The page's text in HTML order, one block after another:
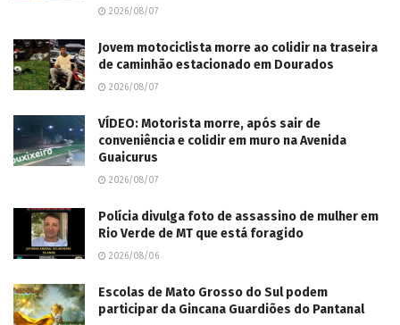
2026/08/07
Jovem motociclista morre ao colidir na traseira
de caminhão estacionado em Dourados
2026/08/07
VÍDEO: Motorista morre, após sair de
conveniência e colidir em muro na Avenida
Guaicurus
2026/08/07
Polícia divulga foto de assassino de mulher em
Rio Verde de MT que está foragido
2026/08/06
Escolas de Mato Grosso do Sul podem
participar da Gincana Guardiões do Pantanal